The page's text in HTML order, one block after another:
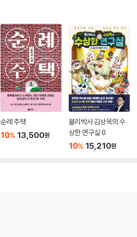
순례 주택
10% 13,500원
물리박사 김상욱의 수
상한 연구실 0
10% 15,210원